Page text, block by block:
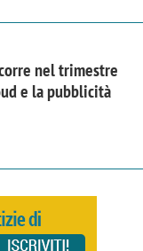
nel trimestre
e la pubblicità